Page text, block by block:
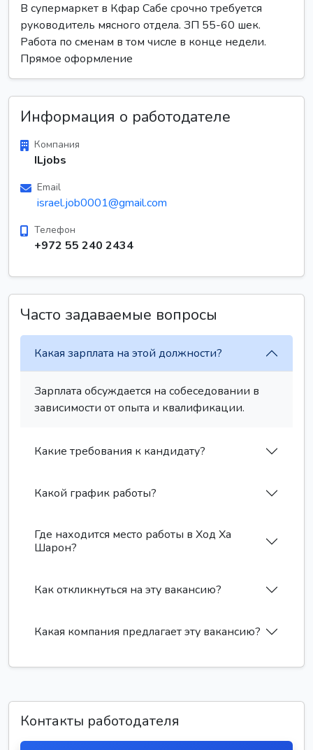
В супермаркет в Кфар Сабе срочно требуется
руководитель мясного отдела. ЗП 55-60 шек.
Работа по сменам в том числе в конце недели.
Прямое оформление
Информация о работодателе
Компания
ILjobs
Email
israel.job0001@gmail.com
Телефон
+972 55 240 2434
Часто задаваемые вопросы
Какая зарплата на этой должности?
Зарплата обсуждается на собеседовании в
зависимости от опыта и квалификации.
Какие требования к кандидату?
Какой график работы?
Где находится место работы в Ход Ха
Шарон?
Как откликнуться на эту вакансию?
Какая компания предлагает эту вакансию?
Контакты работодателя